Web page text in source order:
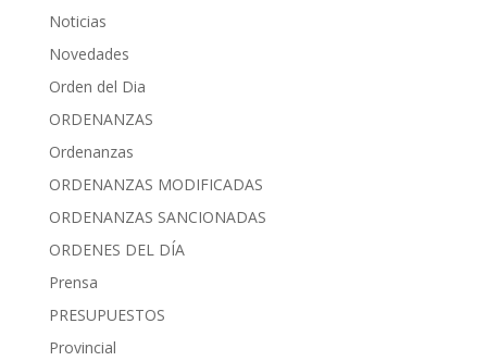
Noticias
Novedades
Orden del Dia
ORDENANZAS
Ordenanzas
ORDENANZAS MODIFICADAS
ORDENANZAS SANCIONADAS
ORDENES DEL DÍA
Prensa
PRESUPUESTOS
Provincial